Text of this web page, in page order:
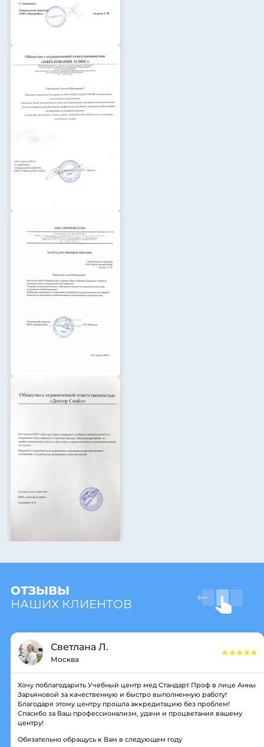
ОТЗЫВЫ
НАШИХ КЛИЕНТОВ
Светлана Л.
Москва
Хочу поблагодарить Учебный центр мед Стандарт Проф в лице Анны
Зарьяновой за качественную и быстро выполненную работу!
Благодаря этому центру прошла аккредитацию без проблем!
Спасибо за Ваш профессионализм, удачи и процветания вашему
центру!
Обязательно обращусь к Вам в следующем году